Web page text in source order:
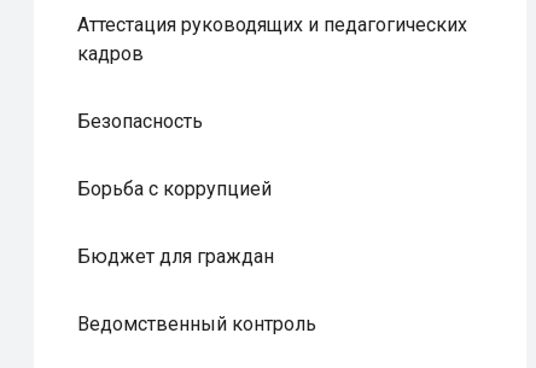
Аттестация руководящих и педагогических
кадров
Безопасность
Борьба с коррупцией
Бюджет для граждан
Ведомственный контроль